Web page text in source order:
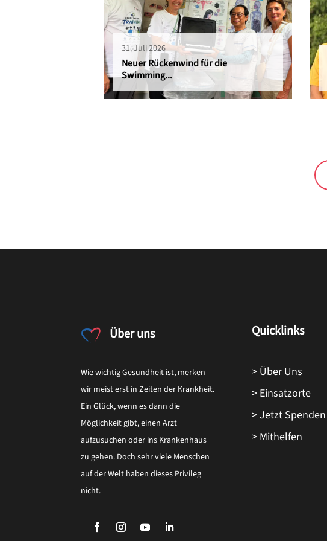
31. Juli 2026
Neuer Rückenwind für die
Swimming...
Über uns
Wie wichtig Gesundheit ist, merken
wir meist erst in Zeiten der Krankheit.
Ein Glück, wenn es dann die
Möglichkeit gibt, einen Arzt
aufzusuchen oder ins Krankenhaus
zu gehen. Doch sehr viele Menschen
auf der Welt haben dieses Privileg
nicht.
Quicklinks
> Über Uns
> Einsatzorte
> Jetzt Spenden
> Mithelfen